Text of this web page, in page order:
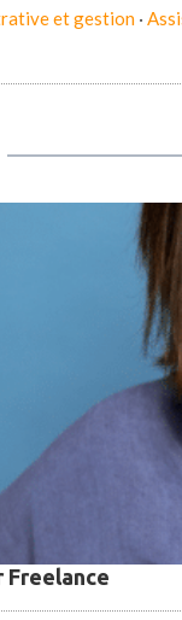
et gestion ·
Freelance